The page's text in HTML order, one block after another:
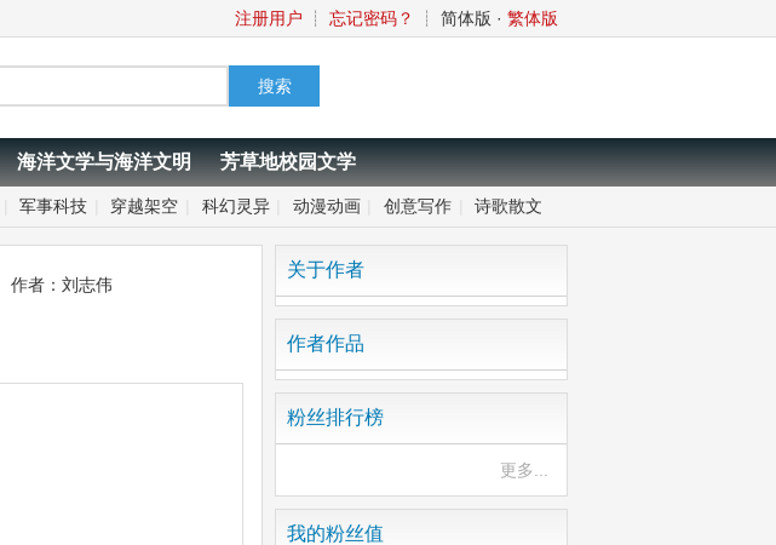
注册用户 ┊ 忘记密码？ ┊ 简体版 · 繁体版
海洋文学与海洋文明 芳草地校园文学
军事科技 穿越架空 科幻灵异 动漫动画 创意写作 诗歌散文
作者：刘志伟
关于作者
作者作品
粉丝排行榜
更多...
我的粉丝值